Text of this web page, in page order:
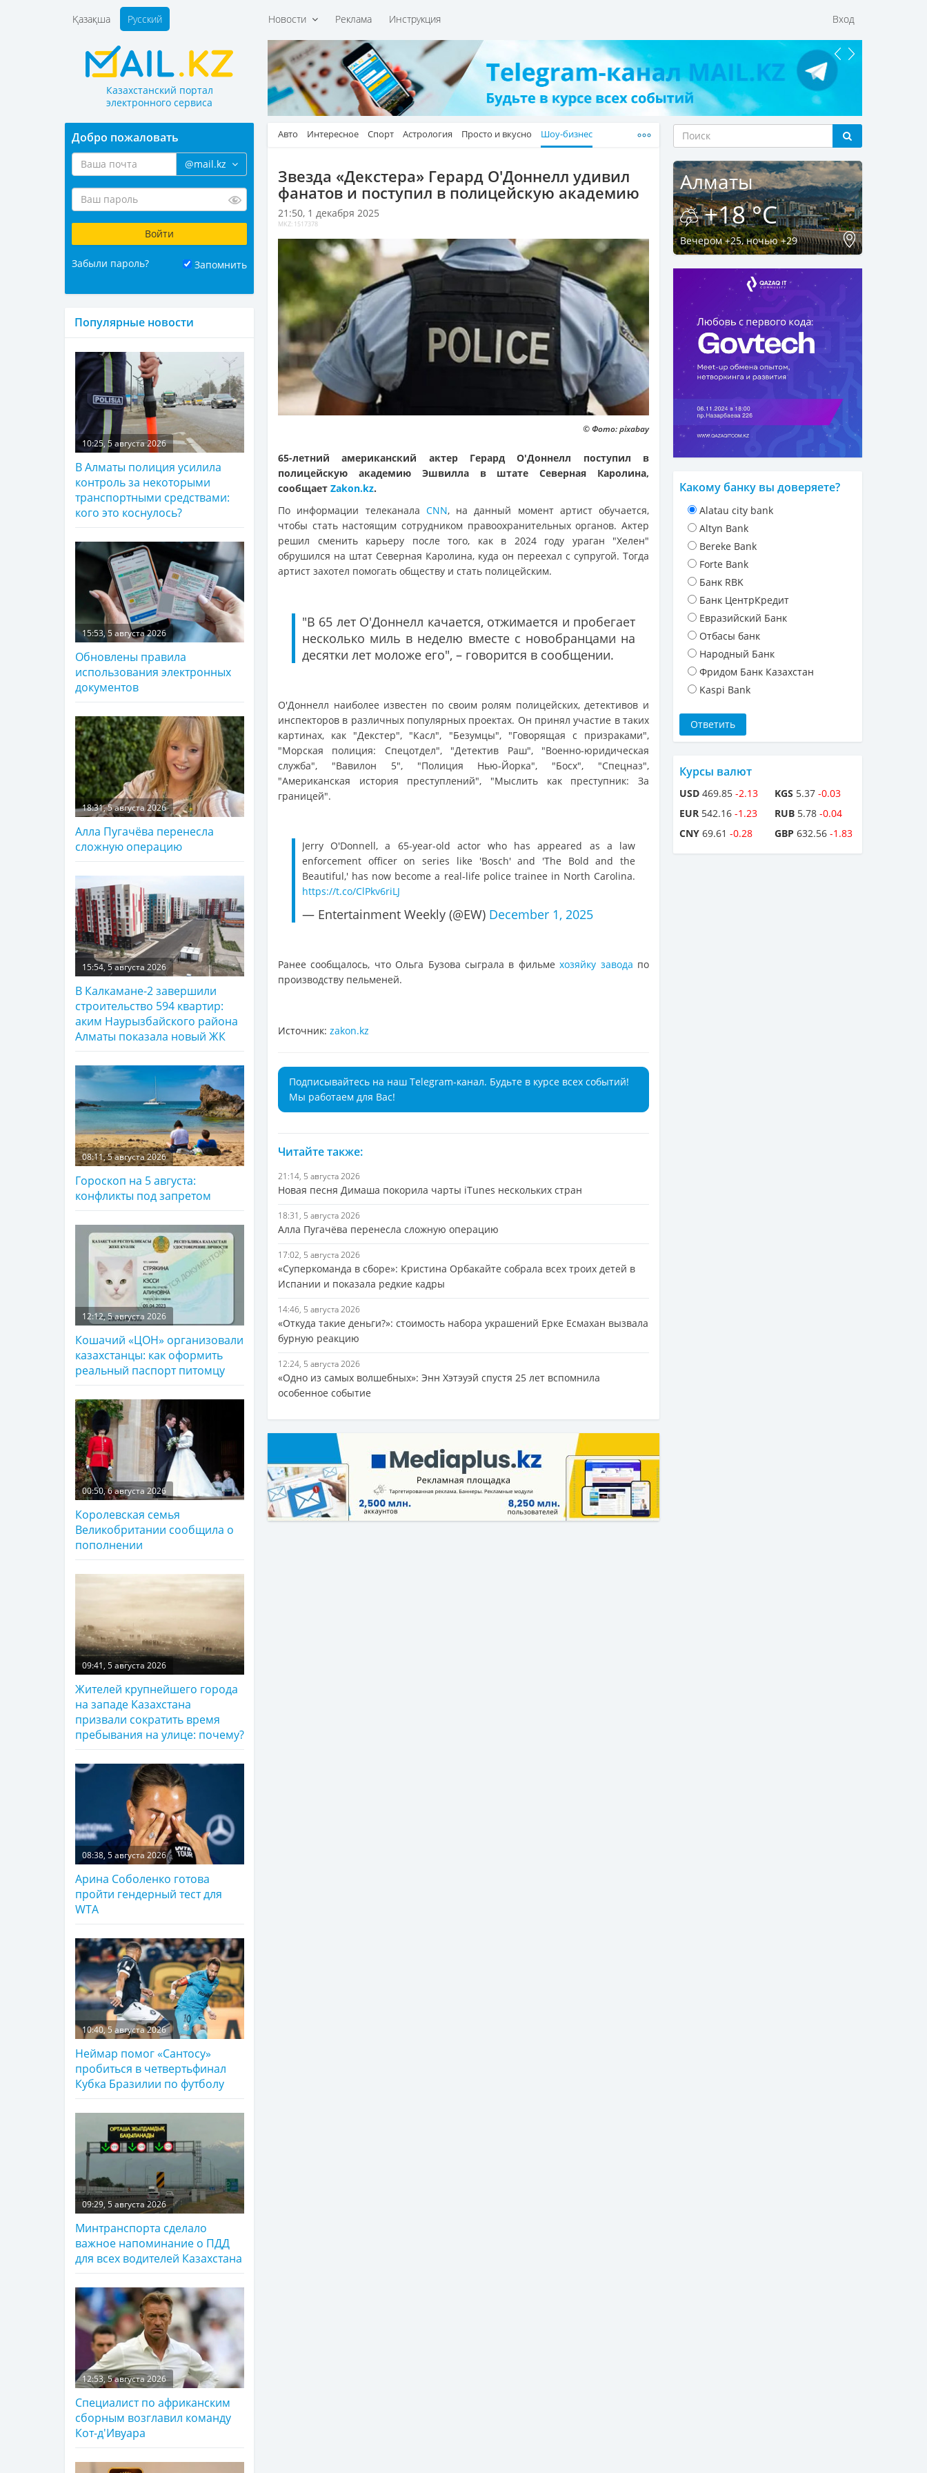
Новости Реклама Инструкция Вход
Қазақша Русский
Казахстанский портал
электронного сервиса
Авто Интересное Спорт Астрология Просто и вкусно Шоу-бизнес
Звезда «Декстера» Герард О'Доннелл удивил
фанатов и поступил в полицейскую академию
21:50, 1 декабря 2025
MKZ: 1517378
© Фото: pixabay
65-летний американский актер Герард О'Доннелл поступил в
полицейскую академию Эшвилла в штате Северная Каролина,
сообщает Zakon.kz.
По информации телеканала CNN, на данный момент артист обучается,
чтобы стать настоящим сотрудником правоохранительных органов. Актер
решил сменить карьеру после того, как в 2024 году ураган "Хелен"
обрушился на штат Северная Каролина, куда он переехал с супругой. Тогда
артист захотел помогать обществу и стать полицейским.
"В 65 лет О'Доннелл качается, отжимается и пробегает
несколько миль в неделю вместе с новобранцами на
десятки лет моложе его", – говорится в сообщении.
О'Доннелл наиболее известен по своим ролям полицейских, детективов и
инспекторов в различных популярных проектах. Он принял участие в таких
картинах, как "Декстер", "Касл", "Безумцы", "Говорящая с призраками",
"Морская полиция: Спецотдел", "Детектив Раш", "Военно-юридическая
служба", "Вавилон 5", "Полиция Нью-Йорка", "Босх", "Спецназ",
"Американская история преступлений", "Мыслить как преступник: За
границей".
Jerry O'Donnell, a 65-year-old actor who has appeared as a law
enforcement officer on series like 'Bosch' and 'The Bold and the
Beautiful,' has now become a real-life police trainee in North Carolina.
https://t.co/ClPkv6riLJ
— Entertainment Weekly (@EW) December 1, 2025
Ранее сообщалось, что Ольга Бузова сыграла в фильмехозяйку завода по
производству пельменей.
Источник: zakon.kz
Подписывайтесь на наш Telegram-канал. Будьте в курсе всех событий!
Мы работаем для Вас!
Читайте также:
21:14, 5 августа 2026
Новая песня Димаша покорила чарты iTunes нескольких стран
18:31, 5 августа 2026
Алла Пугачёва перенесла сложную операцию
17:02, 5 августа 2026
«Суперкоманда в сборе»: Кристина Орбакайте собрала всех троих детей в
Испании и показала редкие кадры
14:46, 5 августа 2026
«Откуда такие деньги?»: стоимость набора украшений Ерке Есмахан вызвала
бурную реакцию
12:24, 5 августа 2026
«Одно из самых волшебных»: Энн Хэтэуэй спустя 25 лет вспомнила
особенное событие
Добро пожаловать
@mail.kz
Забыли пароль? Запомнить
Популярные новости
10:25, 5 августа 2026
В Алматы полиция усилила
контроль за некоторыми
транспортными средствами:
кого это коснулось?
15:53, 5 августа 2026
Обновлены правила
использования электронных
документов
18:31, 5 августа 2026
Алла Пугачёва перенесла
сложную операцию
15:54, 5 августа 2026
В Калкамане-2 завершили
строительство 594 квартир:
аким Наурызбайского района
Алматы показала новый ЖК
08:11, 5 августа 2026
Гороскоп на 5 августа:
конфликты под запретом
12:12, 5 августа 2026
Кошачий «ЦОН» организовали
казахстанцы: как оформить
реальный паспорт питомцу
00:50, 6 августа 2026
Королевская семья
Великобритании сообщила о
пополнении
09:41, 5 августа 2026
Жителей крупнейшего города
на западе Казахстана
призвали сократить время
пребывания на улице: почему?
08:38, 5 августа 2026
Арина Соболенко готова
пройти гендерный тест для
WTA
10:40, 5 августа 2026
Неймар помог «Сантосу»
пробиться в четвертьфинал
Кубка Бразилии по футболу
09:29, 5 августа 2026
Минтранспорта сделало
важное напоминание о ПДД
для всех водителей Казахстана
12:53, 5 августа 2026
Специалист по африканским
сборным возглавил команду
Кот-д'Ивуара
Алматы
+18 °C
Вечером +25, ночью +29
Какому банку вы доверяете?
Alatau city bank
Altyn Bank
Bereke Bank
Forte Bank
Банк RBK
Банк ЦентрКредит
Евразийский Банк
Отбасы банк
Народный Банк
Фридом Банк Казахстан
Kaspi Bank
Курсы валют
USD 469.85 -2.13
EUR 542.16 -1.23
CNY 69.61 -0.28
KGS 5.37 -0.03
RUB 5.78 -0.04
GBP 632.56 -1.83